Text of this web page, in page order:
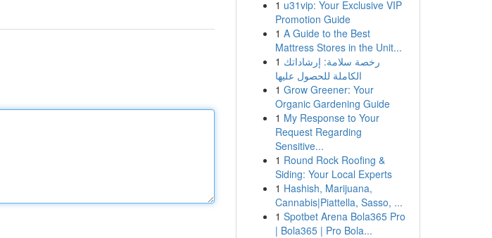
1 u31vip: Your Exclusive VIP
Promotion Guide
1 A Guide to the Best
Mattress Stores in the Unit...
1 رخصة سلامة: إرشاداتك
الكاملة للحصول عليها
1 Grow Greener: Your
Organic Gardening Guide
1 My Response to Your
Request Regarding
Sensitive...
1 Round Rock Roofing &
Siding: Your Local Experts
1 Hashish, Marijuana,
Cannabis|Piattella, Sasso, ...
1 Spotbet Arena Bola365 Pro
| Bola365 | Pro Bola...